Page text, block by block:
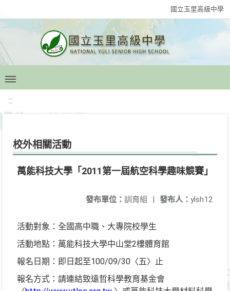
國立玉里高級中學
:::
校外相關活動
萬能科技大學「2011第一屆航空科學趣味競賽」
發布人： ylsh12
發布單位： 訓育組 |
活動對象：全國高中職、大專院校學生
活動地點：萬能科技大學中山堂2樓體育館
報名日期：即日起至100/09/30〈五〉止
報名方式：請連結致遠哲科學教育基金會